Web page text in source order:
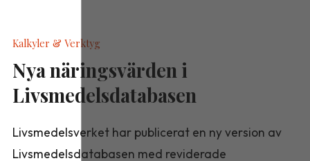
Kalkyler & Verktyg
Nya näringsvärden i
Livsmedelsdatabasen
Livsmedelsverket har publicerat en ny version av
Livsmedelsdatabasen med reviderade